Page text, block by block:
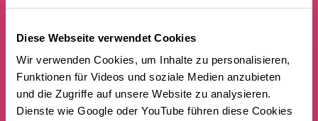
Diese Webseite verwendet Cookies
Wir verwenden Cookies, um Inhalte zu personalisieren,
Funktionen für Videos und soziale Medien anzubieten
und die Zugriffe auf unsere Website zu analysieren.
Dienste wie Google oder YouTube führen diese Cookies
SAMMLUNG BUCHHEIM. DIE »BRÜCKE«-
KÜNSTLER UND DER AUFBRUCH DES
EXPRESSIONISMUS
AB 04.12.2026